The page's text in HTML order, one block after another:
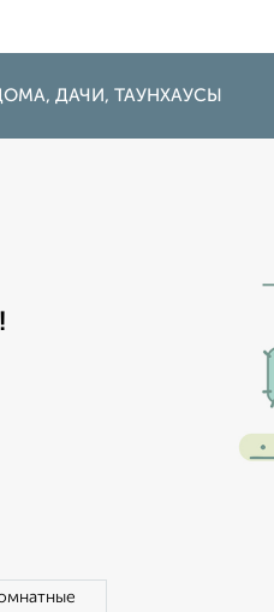
ДАЧИ, ТАУНХАУСЫ